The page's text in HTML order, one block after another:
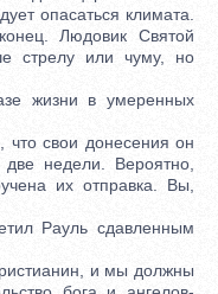
опасаться климата.
Людовик Святой
стрелу или чуму, но
жизни в умеренных
свои донесения он
недели. Вероятно,
их отправка. Вы,
Рауль сдавленным
и мы должны